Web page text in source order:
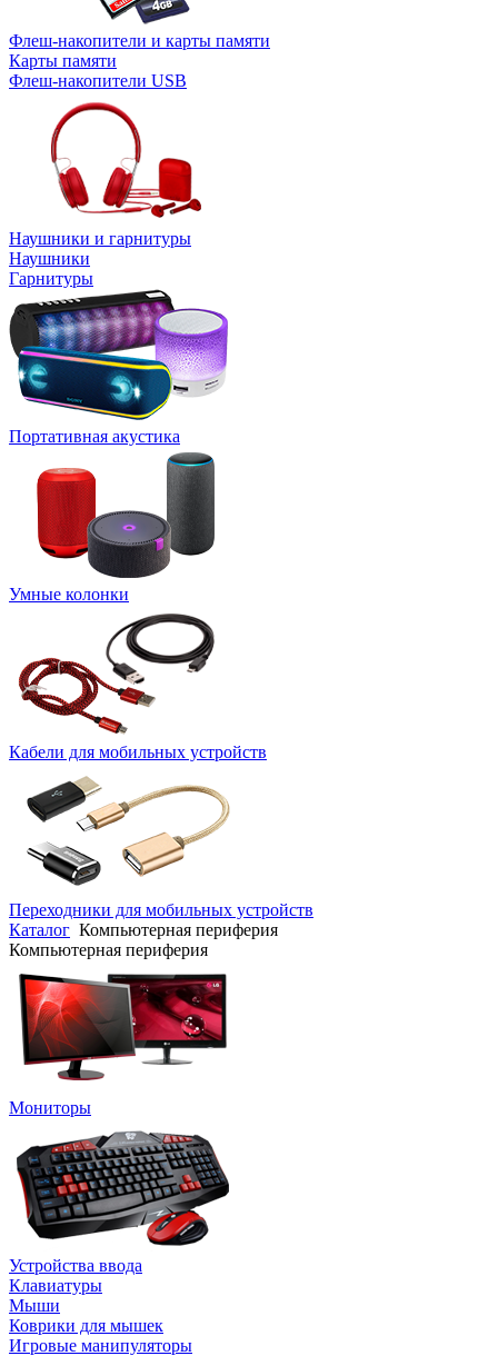
Флеш-накопители и карты памяти
Карты памяти
Флеш-накопители USB
Наушники и гарнитуры
Наушники
Гарнитуры
Портативная акустика
Умные колонки
Кабели для мобильных устройств
Переходники для мобильных устройств
Каталог Компьютерная периферия
Компьютерная периферия
Мониторы
Устройства ввода
Клавиатуры
Мыши
Коврики для мышек
Игровые манипуляторы